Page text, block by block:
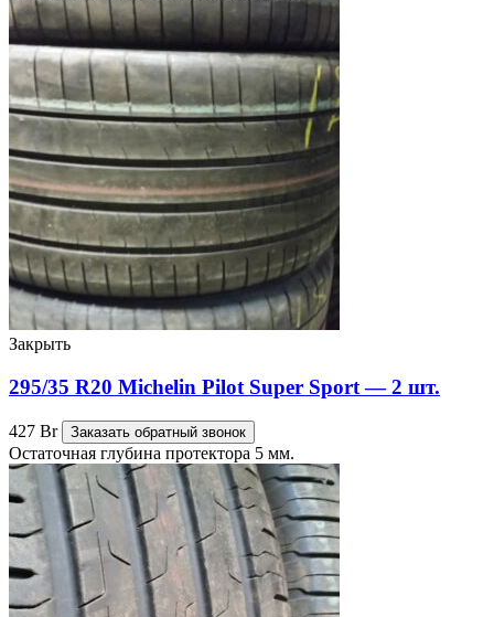
Закрыть
295/35 R20 Michelin Pilot Super Sport — 2 шт.
427 Br Заказать обратный звонок
Остаточная глубина протектора 5 мм.